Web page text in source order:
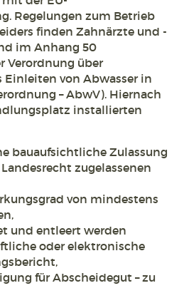
Regelungen zum Betrieb
finden Zahnärzte und -
im Anhang 50
Verordnung über
Einleiten von Abwasser in
– AbwV). Hiernach
installierten
bauaufsichtliche Zulassung
zugelassenen
von mindestens
und entleert werden
oder elektronische
für Abscheidegut – zu